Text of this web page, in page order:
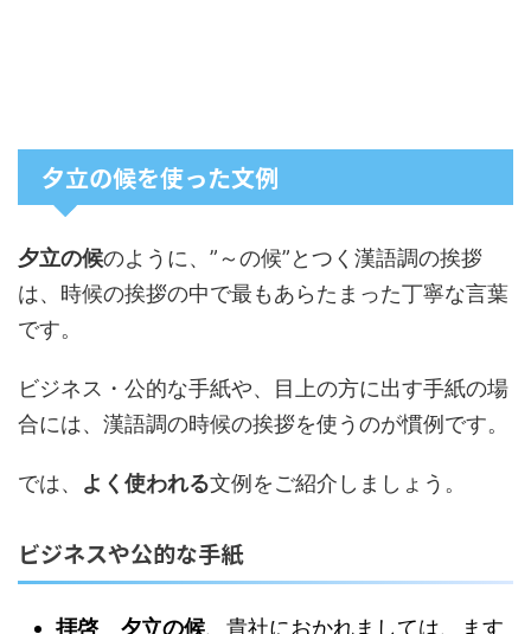
夕立の候を使った文例
夕立の候のように、”～の候”とつく漢語調の挨拶
は、時候の挨拶の中で最もあらたまった丁寧な言葉
です。
ビジネス・公的な手紙や、目上の方に出す手紙の場
合には、漢語調の時候の挨拶を使うのが慣例です。
では、 よく使われる文例 をご紹介しましょう。
ビジネスや公的な手紙
拝啓 夕立の候、貴社におかれましては、ます